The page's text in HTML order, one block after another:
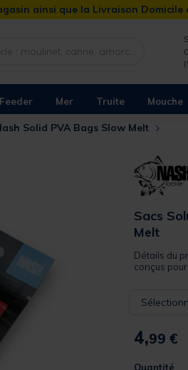
ainsi que la Livraison Domicile
Feeder Mer Truite Mouche
Solid PVA Bags Slow Melt
Sacs
Melt
Détails du
conçus
4,99 €
Quantité